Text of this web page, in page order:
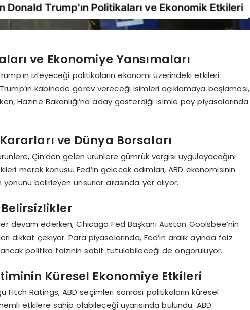
ve Ekonomiye Yansımaları
izleyeceği politikaların ekonomi üzerindeki etkileri
kabinede görev vereceği isimleri açıklamaya başlaması,
Hazine Bakanlığı’na aday gösterdiği isimle pay piyasalarında
ve Dünya Borsaları
Çin’den gelen ürünlere gümrük vergisi uygulayacağını
merak konusu. Fed’in gelecek adımları, ABD ekonomisinin
belirleyen unsurlar arasında yer alıyor.
devam ederken, Chicago Fed Başkanı Austan Goolsbee’nin
dikkat çekiyor. Para piyasalarında, Fed’in aralık ayında faiz
politika faizinin sabit tutulabileceği de öngörülüyor.
Küresel Ekonomiye Etkileri
Fitch Ratings, ABD seçimleri sonrası politikaların küresel
etkilere sahip olabileceği uyarısında bulundu. ABD